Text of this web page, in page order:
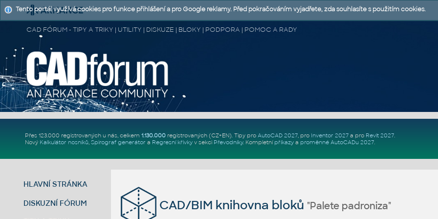
CAD FÓRUM - TIPY A TRIKY | UTILITY | DISKUZE | BLOKY | PODPORA | POMOC A RADY
Přes 123.000 registrovaných u nás, celkem 1.130.000registrovaných (CZ+EN). Tipy pro AutoCAD 2027, pro Inventor 2027a pro Revit 2027.
Nový Kalkulátor nosníků, Spirograf generátor a Regresní křivkyv sekci Převodníky. Kompletní příkazya proměnné AutoCADu 2027.
HLAVNÍ STRÁNKA
DISKUZNÍ FÓRUM CAD/BIM knihovna bloků "Palete padroniza"
Tento portál využívá cookies pro funkce přihlášení a pro Google reklamy. Před pokračováním vyjadřete, zda souhlasíte s použitím cookies.